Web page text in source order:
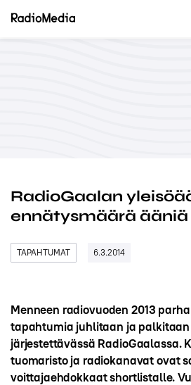
RadioGaalan
ennätysmäärä ääniä
TAPAHTUMAT 6.3.2014
Menneen radiovuoden 2013
tapahtumia juhlitaan ja
järjestettävässä RadioGaalassa.
tuomaristo ja radiokanavat ovat
voittajaehdokkaat shortlistalle.